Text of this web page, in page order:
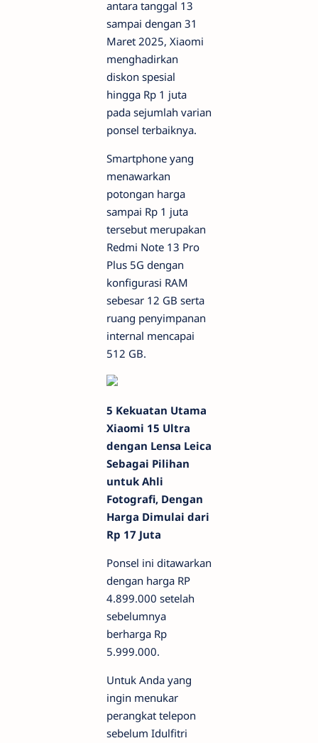
antara tanggal 13
sampai dengan 31
Maret 2025, Xiaomi
menghadirkan
diskon spesial
hingga Rp 1 juta
pada sejumlah varian
ponsel terbaiknya.
Smartphone yang
menawarkan
potongan harga
sampai Rp 1 juta
tersebut merupakan
Redmi Note 13 Pro
Plus 5G dengan
konfigurasi RAM
sebesar 12 GB serta
ruang penyimpanan
internal mencapai
512 GB.
5 Kekuatan Utama
Xiaomi 15 Ultra
dengan Lensa Leica
Sebagai Pilihan
untuk Ahli
Fotografi, Dengan
Harga Dimulai dari
Rp 17 Juta
Ponsel ini ditawarkan
dengan harga RP
4.899.000 setelah
sebelumnya
berharga Rp
5.999.000.
Untuk Anda yang
ingin menukar
perangkat telepon
sebelum Idulfitri